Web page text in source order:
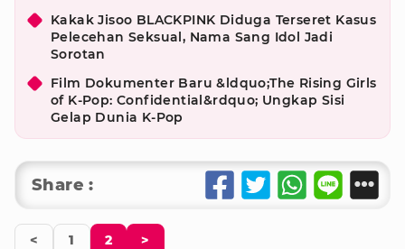
Kakak Jisoo BLACKPINK Diduga Terseret Kasus
Pelecehan Seksual, Nama Sang Idol Jadi
Sorotan
Film Dokumenter Baru &ldquo;The Rising Girls
of K-Pop: Confidential&rdquo; Ungkap Sisi
Gelap Dunia K-Pop
Share :
< 1 2 >